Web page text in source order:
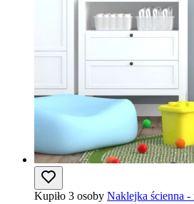
Kupiło 3 osoby Naklejka ścienna -